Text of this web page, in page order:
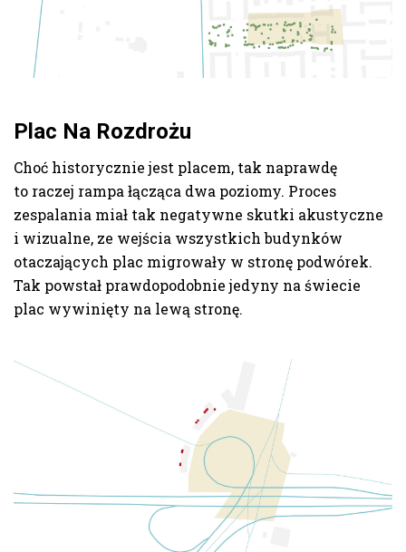
Plac Na Rozdrożu
Choć historycznie jest placem, tak naprawdę
to raczej rampa łącząca dwa poziomy. Proces
zespalania miał tak negatywne skutki akustyczne
i wizualne, ze wejścia wszystkich budynków
otaczających plac migrowały w stronę podwórek.
Tak powstał prawdopodobnie jedyny na świecie
plac wywinięty na lewą stronę.